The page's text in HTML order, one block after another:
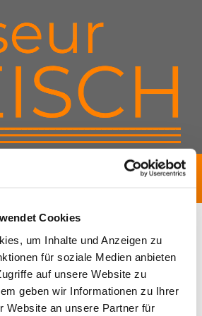
Cookies
um Inhalte und Anzeigen zu
für soziale Medien anbieten
auf unsere Website zu
geben wir Informationen zu Ihrer
Website an unsere Partner für
09103 713471